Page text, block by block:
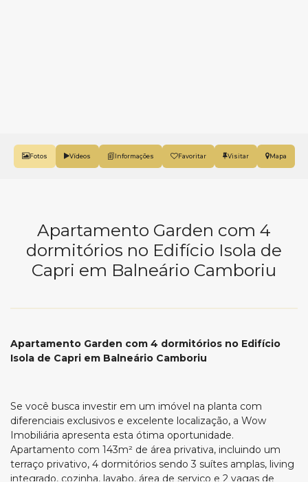
Fotos Vídeos Favoritar Mapa
Apartamento Garden com 4
dormitórios no Edifício Isola de
Capri em Balneário Camboriu
Apartamento Garden com 4 dormitórios no Edifício
Isola de Capri em Balneário Camboriu
Se você busca investir em um imóvel na planta com
diferenciais exclusivos e excelente localização, a Wow
Imobiliária apresenta esta ótima oportunidade.
Apartamento com 143m² de área privativa, incluindo um
terraço privativo, 4 dormitórios sendo 3 suítes amplas, living
integrado, cozinha, lavabo, área de serviço e 2 vagas de